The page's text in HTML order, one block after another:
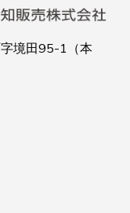
境田95-1（本